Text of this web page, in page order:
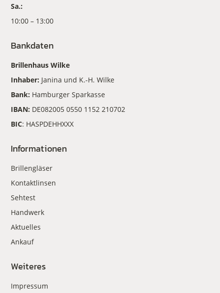
Sa.:
10:00 – 13:00
Bankdaten
Brillenhaus Wilke
Inhaber: Janina und K.-H. Wilke
Bank: Hamburger Sparkasse
IBAN: DE082005 0550 1152 210702
BIC: HASPDEHHXXX
Informationen
Brillengläser
Kontaktlinsen
Sehtest
Handwerk
Aktuelles
Ankauf
Weiteres
Impressum